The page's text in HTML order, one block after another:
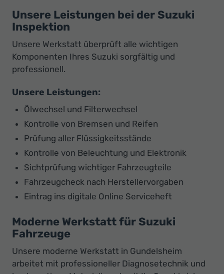
Unsere Leistungen bei der Suzuki
Inspektion
Unsere Werkstatt überprüft alle wichtigen
Komponenten Ihres Suzuki sorgfältig und
professionell.
Unsere Leistungen:
Ölwechsel und Filterwechsel
Kontrolle von Bremsen und Reifen
Prüfung aller Flüssigkeitsstände
Kontrolle von Beleuchtung und Elektronik
Sichtprüfung wichtiger Fahrzeugteile
Fahrzeugcheck nach Herstellervorgaben
Eintrag ins digitale Online Serviceheft
Moderne Werkstatt für Suzuki
Fahrzeuge
Unsere moderne Werkstatt in Gundelsheim
arbeitet mit professioneller Diagnosetechnik und